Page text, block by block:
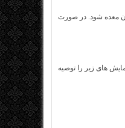
معده شود. در صورت
های زیر را توصیه